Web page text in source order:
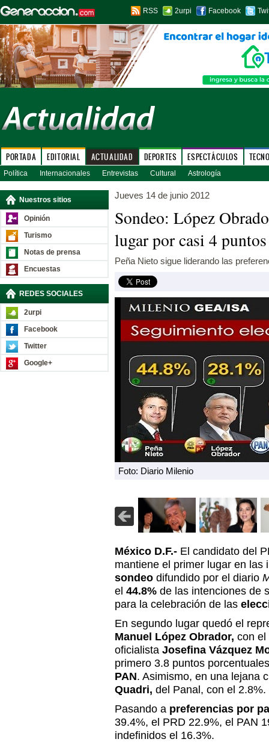
RSS 2urpi Facebook
PORTADA EDITORIAL ACTUALIDAD DEPORTES ESPECTÁCULOS
Política Internacionales Entrevistas Cultural Astrología
Nuestros sitios
Opinión
Turismo
Notas de prensa
Encuestas
REDES SOCIALES
2urpi
Facebook
Twitter
Google+
Jueves 14 de junio 2012
Sondeo: López
lugar por casi 4
Peña Nieto sigue liderando las
Foto: Diario Milenio
México D.F.- El candidato del
mantiene el primer lugar en las
sondeo difundido por el diario
el 44.8% de las intenciones de
para la celebración de las
En segundo lugar quedó el
Manuel López Obrador, con el
oficialista Josefina Vázquez
primero 3.8 puntos
PAN. Asimismo, en una lejana
Quadri, del Panal, con el 2.8%.
Pasando a preferencias por
39.4%, el PRD 22.9%, el PAN
indefinidos el 16.3%.